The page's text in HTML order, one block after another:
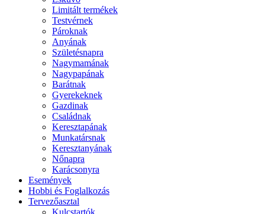
Limitált termékek
Testvérnek
Pároknak
Anyának
Születésnapra
Nagymamának
Nagypapának
Barátnak
Gyerekeknek
Gazdinak
Családnak
Keresztapának
Munkatársnak
Keresztanyának
Nőnapra
Karácsonyra
Események
Hobbi és Foglalkozás
Tervezőasztal
Kulcstartók